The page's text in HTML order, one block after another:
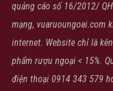
quảng cáo số 16/2012/
mạng, vuaruoungoai.com
internet. Website chỉ là
phẩm rượu ngoại < 15%.
điện thoại 0914 343 579